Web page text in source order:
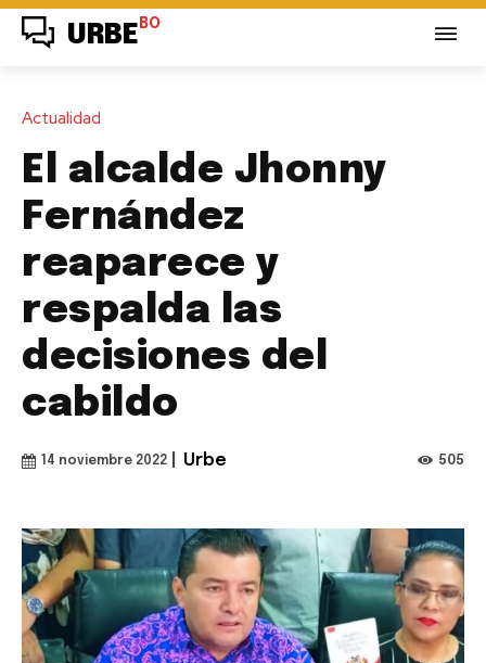
URBE BO
Actualidad
El alcalde Jhonny
Fernández
reaparece y
respalda las
decisiones del
cabildo
14 noviembre 2022 Urbe 505